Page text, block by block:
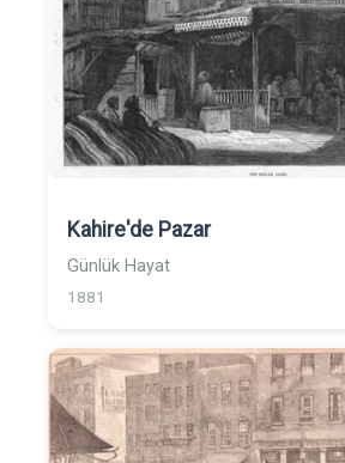
Kahire'de Pazar
Günlük Hayat
1881